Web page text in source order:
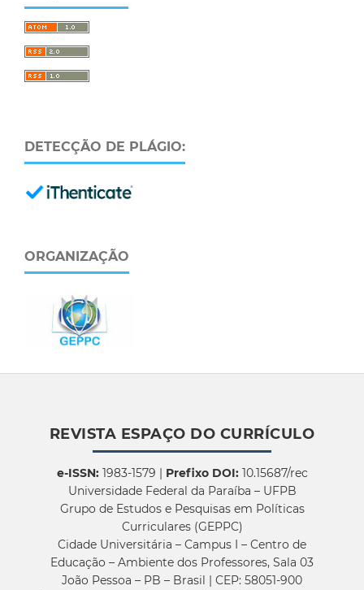
DETECÇÃO DE PLÁGIO:
ORGANIZAÇÃO
REVISTA ESPAÇO DO CURRÍCULO
e-ISSN:1983-1579 | Prefixo DOI:10.15687/rec
Universidade Federal da Paraíba – UFPB
Grupo de Estudos e Pesquisas em Políticas
Curriculares (GEPPC)
Cidade Universitária – Campus I – Centro de
Educação – Ambiente dos Professores, Sala 03
João Pessoa – PB – Brasil | CEP: 58051-900